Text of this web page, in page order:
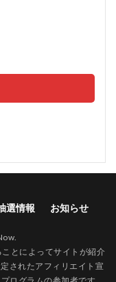
選情報 お知らせ
とによってサイトが紹介
されたアフィリエイト宣
ログラムの参加者です。